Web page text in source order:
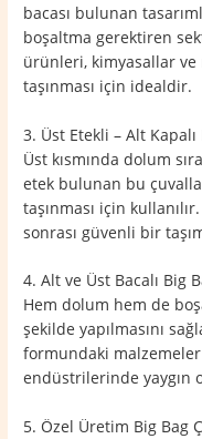
bacası bulunan
boşaltma gerektiren
ürünleri, kimyasallar
taşınması için idealdir.
3. Üst Etekli – Alt
Üst kısmında dolum
etek bulunan bu
taşınması için
sonrası güvenli bir
4. Alt ve Üst Bacalı Big
Hem dolum hem de
şekilde yapılmasını
formundaki
endüstrilerinde yaygın
5. Özel Üretim Big Bag